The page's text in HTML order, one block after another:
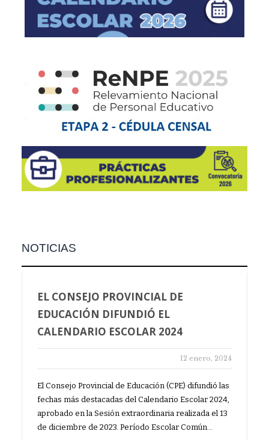
NOTICIAS
EL CONSEJO PROVINCIAL DE
EDUCACIÓN DIFUNDIÓ EL
CALENDARIO ESCOLAR 2024
12 enero, 2024
El Consejo Provincial de Educación (CPE) difundió las
fechas más destacadas del Calendario Escolar 2024,
aprobado en la Sesión extraordinaria realizada el 13
de diciembre de 2023. Período Escolar Común…